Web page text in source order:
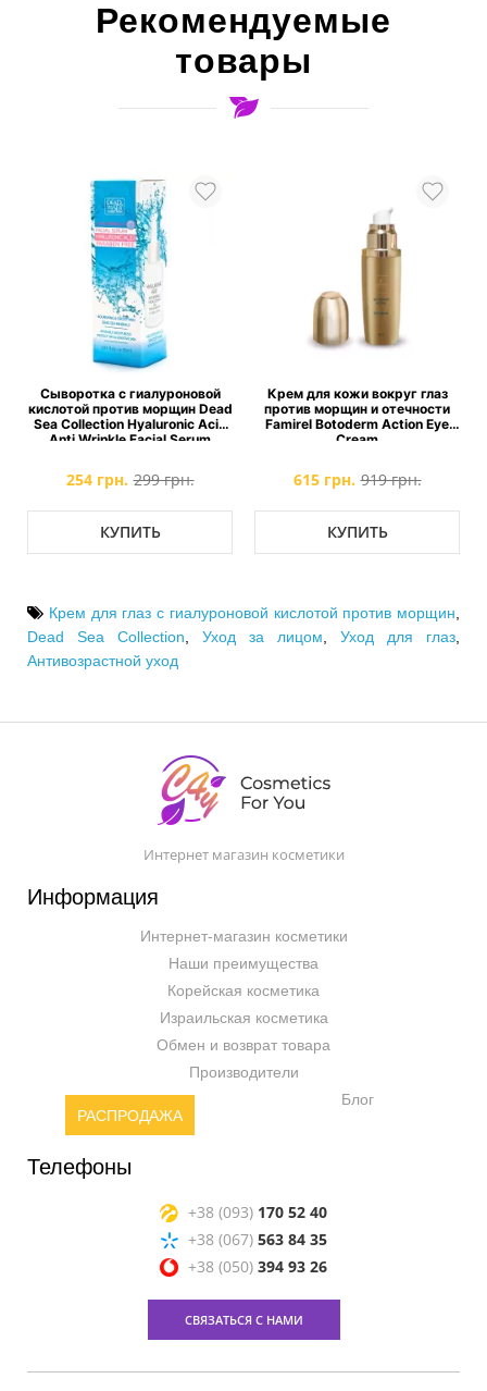
Рекомендуемые
товары
Сыворотка с гиалуроновой
кислотой против морщин Dead
Sea Collection Hyaluronic Acid
Anti Wrinkle Facial Serum
254 грн. 299 грн.
КУПИТЬ
Крем для кожи вокруг глаз
против морщин и отечности
Famirel Botoderm Action Eye
Cream
615 грн. 919 грн.
КУПИТЬ
Крем для глаз с гиалуроновой кислотой против морщин,
Dead Sea Collection, Уход за лицом, Уход для глаз,
Антивозрастной уход
Интернет магазин косметики
Информация
Интернет-магазин косметики
Наши преимущества
Корейская косметика
Израильская косметика
Обмен и возврат товара
Производители
РАСПРОДАЖА
Блог
Телефоны
+38 (093) 170 52 40
+38 (067) 563 84 35
+38 (050) 394 93 26
СВЯЗАТЬСЯ С НАМИ